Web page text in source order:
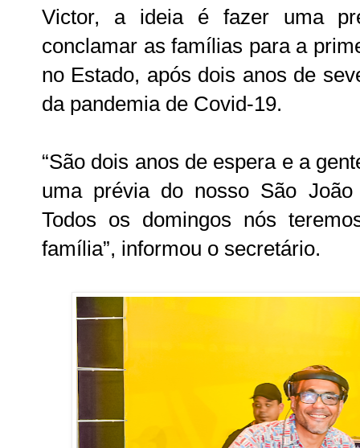
Victor, a ideia é fazer uma
conclamar as famílias para a
no Estado, após dois anos de
da pandemia de Covid-19.
“São dois anos de espera e a
uma prévia do nosso São
Todos os domingos nós
família”, informou o secretário.